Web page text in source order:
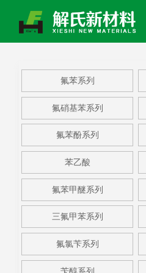
我们
About us
公司简介
企业展示
资质荣誉
产品
中心
Product center
氟苯系
列
氟苯胺
系列
氟硝基
新闻
中心
News center
氟苯系列
氟硝基苯系列
氟苯酚系列
苯乙酸
氟苯甲醚系列
三氟甲苯系列
氟氯苄系列